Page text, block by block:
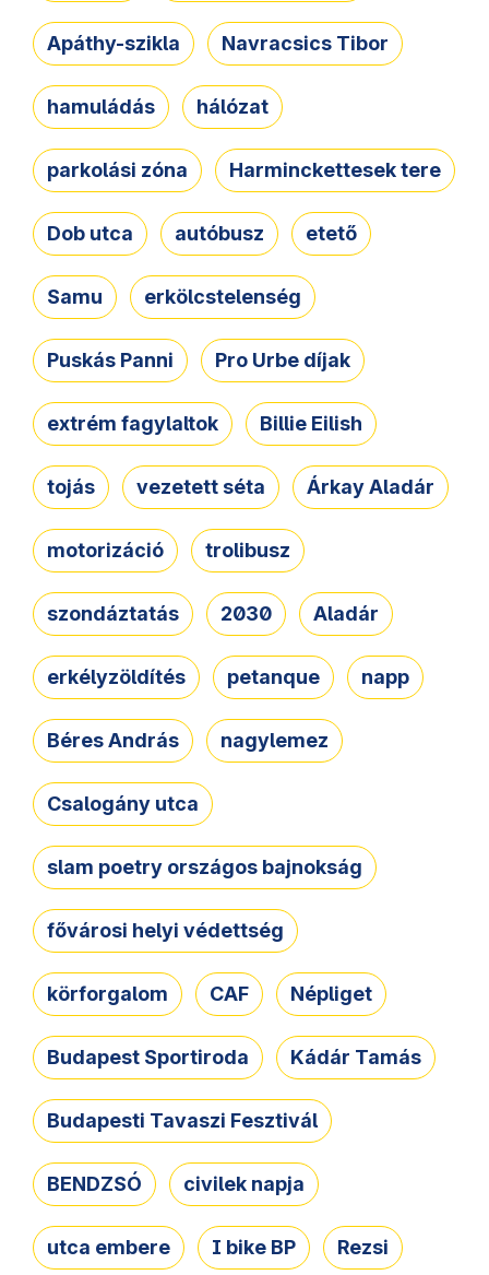
Apáthy-szikla Navracsics Tibor
hamuládás hálózat
parkolási zóna Harminckettesek tere
Dob utca autóbusz etető
Samu erkölcstelenség
Puskás Panni Pro Urbe díjak
extrém fagylaltok Billie Eilish
tojás vezetett séta Árkay Aladár
motorizáció trolibusz
szondáztatás 2030 Aladár
erkélyzöldítés petanque napp
Béres András nagylemez
Csalogány utca
slam poetry országos bajnokság
fővárosi helyi védettség
körforgalom CAF Népliget
Budapest Sportiroda Kádár Tamás
Budapesti Tavaszi Fesztivál
BENDZSÓ civilek napja
utca embere I bike BP Rezsi